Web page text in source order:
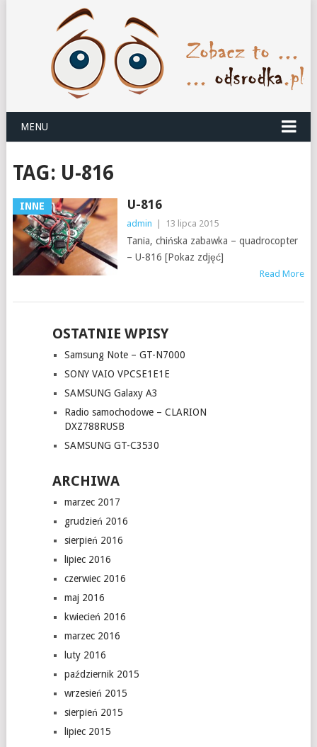
MENU
TAG: U-816
INNE U-816
admin 13 lipca 2015
Tania, chińska zabawka – quadrocopter
– U-816 [Pokaz zdjęć]
Read More
OSTATNIE WPISY
Samsung Note – GT-N7000
SONY VAIO VPCSE1E1E
SAMSUNG Galaxy A3
Radio samochodowe – CLARION
DXZ788RUSB
SAMSUNG GT-C3530
ARCHIWA
marzec 2017
grudzień 2016
sierpień 2016
lipiec 2016
czerwiec 2016
maj 2016
kwiecień 2016
marzec 2016
luty 2016
październik 2015
wrzesień 2015
sierpień 2015
lipiec 2015